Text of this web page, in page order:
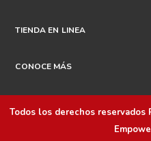
TIENDA EN LINEA
CONOCE MÁS
Todos los derechos reservados